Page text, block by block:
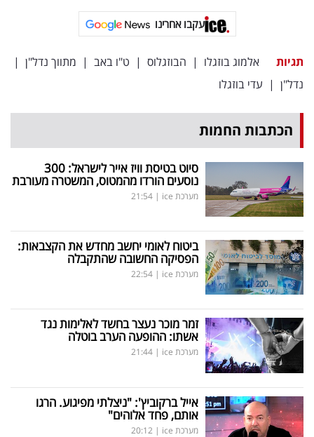
עקבו
אחרינו:
עקבו אחרינו
תגיות אלמוג בוזגלו | הבוזגלוס | ט"ו באב | מתווך נדל"ן |
נדל"ן | עדי בוזגלו
הכתבות החמות
סיוט בטיסת וויז אייר לישראל: 300
נוסעים הורדו מהמטוס, המשטרה מעורבת
מערכת ice |
21:54
ביטוח לאומי יחשב מחדש את הקצבאות:
הפסיקה החשובה שהתקבלה
מערכת ice |
22:54
זמר מוכר נעצר בחשד לאלימות נגד
אשתו: ההופעה הערב בוטלה
מערכת ice |
21:44
אייל ברקוביץ': "ניצלתי מפיגוע. הרגו
אותם, פחד אלוהים"
מערכת ice |
20:12